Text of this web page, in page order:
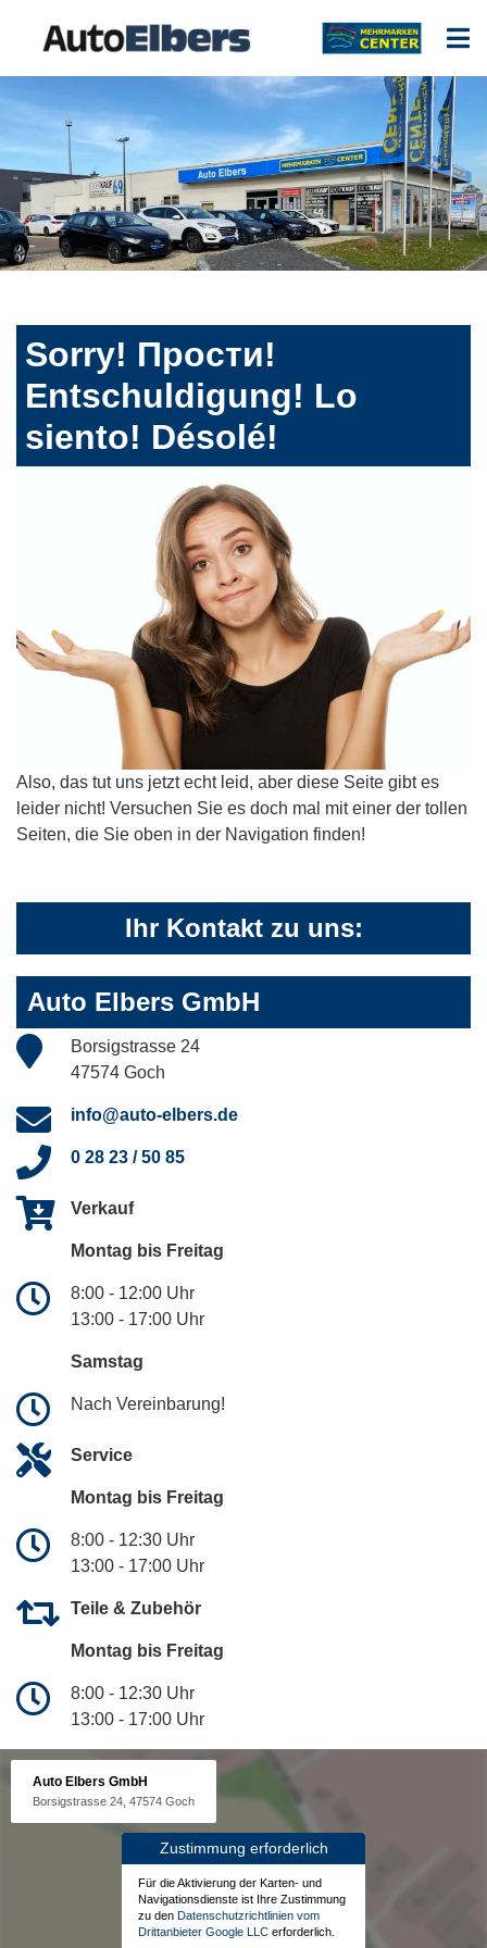
Sorry! Прости!
Entschuldigung! Lo
siento! Désolé!
Also, das tut uns jetzt echt leid, aber diese Seite gibt es
leider nicht! Versuchen Sie es doch mal mit einer der tollen
Seiten, die Sie oben in der Navigation finden!
Ihr Kontakt zu uns:
Auto Elbers GmbH
Borsigstrasse 24
47574 Goch
info@auto-elbers.de
0 28 23 / 50 85
Verkauf
Montag bis Freitag
8:00 - 12:00 Uhr
13:00 - 17:00 Uhr
Samstag
Nach Vereinbarung!
Service
Montag bis Freitag
8:00 - 12:30 Uhr
13:00 - 17:00 Uhr
Teile & Zubehör
Montag bis Freitag
8:00 - 12:30 Uhr
13:00 - 17:00 Uhr
Auto Elbers GmbH
Borsigstrasse 24, 47574 Goch
Zustimmung erforderlich
Für die Aktivierung der Karten- und
Navigationsdienste ist Ihre Zustimmung
zu den Datenschutzrichtlinien vom
Drittanbieter Google LLC erforderlich.